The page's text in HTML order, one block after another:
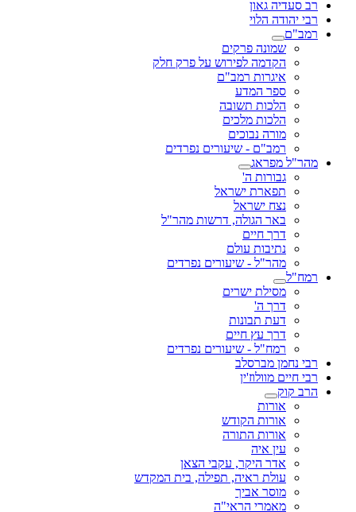
רב סעדיה גאון
רבי יהודה הלוי
רמב"ם
שמונה פרקים
הקדמה לפירוש על פרק חלק
איגרות רמב"ם
ספר המדע
הלכות תשובה
הלכות מלכים
מורה נבוכים
רמב"ם - שיעורים נפרדים
מהר"ל מפראג
גבורות ה'
תפארת ישראל
נצח ישראל
באר הגולה, דרשות מהר"ל
דרך חיים
נתיבות עולם
מהר"ל - שיעורים נפרדים
רמח"ל
מסילת ישרים
דרך ה'
דעת תבונות
דרך עץ חיים
רמח"ל - שיעורים נפרדים
רבי נחמן מברסלב
רבי חיים מוולוז'ין
הרב קוק
אורות
אורות הקודש
אורות התורה
עין איה
אדר היקר, עקבי הצאן
עולת ראיה, תפילה, בית המקדש
מוסר אביך
מאמרי הראי"ה